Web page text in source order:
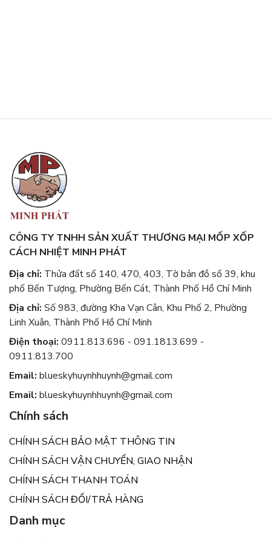
CÔNG TY TNHH SẢN XUẤT THƯƠNG MẠI MỐP XỐP
CÁCH NHIỆT MINH PHÁT
Địa chỉ: Thửa đất số 140, 470, 403, Tờ bản đồ số 39, khu
phố Bến Tượng, Phường Bến Cát, Thành Phố Hồ Chí Minh
Địa chỉ: Số 983, đường Kha Vạn Cân, Khu Phố 2, Phường
Linh Xuân, Thành Phố Hồ Chí Minh
Điện thoại: 0911.813.696 - 091.1813.699 -
0911.813.700
Email: blueskyhuynhhuynh@gmail.com
Email: blueskyhuynhhuynh@gmail.com
Chính sách
CHÍNH SÁCH BẢO MẬT THÔNG TIN
CHÍNH SÁCH VẬN CHUYỂN, GIAO NHẬN
CHÍNH SÁCH THANH TOÁN
CHÍNH SÁCH ĐỔI/TRẢ HÀNG
Danh mục